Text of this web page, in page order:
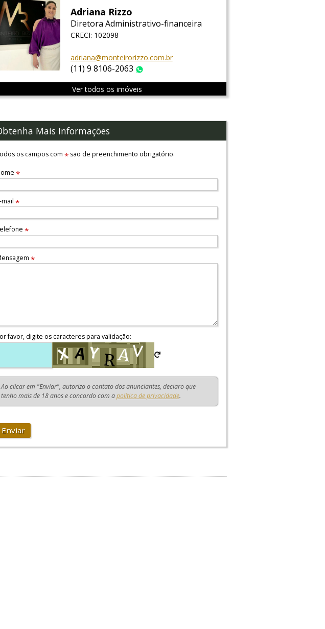
Adriana Rizzo
Diretora Administrativo-financeira
CRECI: 102098
adriana@monteirorizzo.com.br
(11) 9 8106-2063
Ver todos os imóveis
Mais Informações
os campos com* são de preenchimento obrigatório.
*
mail*
*
*
favor, digite os caracteres para validação:
Ao clicar em "Enviar", autorizo o contato dos anunciantes, declaro que
tenho mais de 18 anos e concordo com apolítica de privacidade.
Enviar